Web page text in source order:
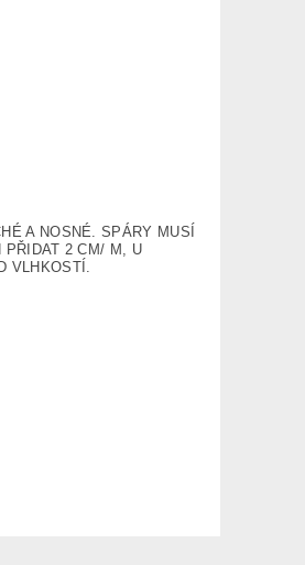
A NOSNÉ. SPÁRY MUSÍ
PŘIDAT 2 CM/ M, U
VLHKOSTÍ.